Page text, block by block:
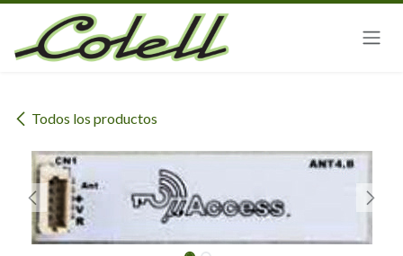
Ir al contenido
Todos los productos